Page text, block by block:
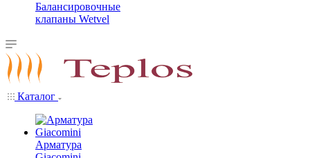
Балансировочные
клапаны Wetvel
Каталог
Арматура